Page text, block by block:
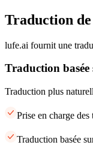
Traduction
lufe.ai fournit une
Traduction
Traduction plus
Prise en charge
Traduction basée